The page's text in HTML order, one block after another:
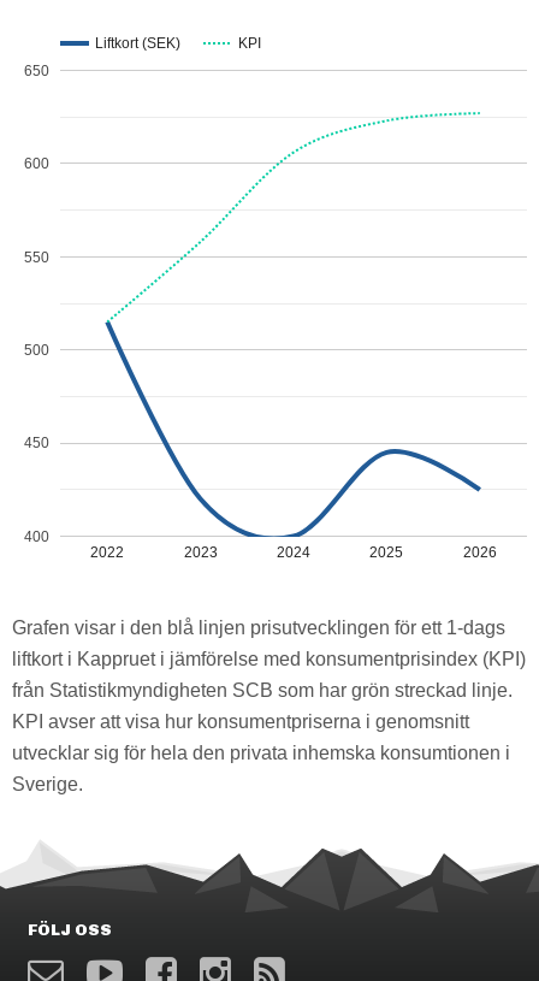
Liftkort (SEK) KPI
2022 2023 2024 2025 2026
400
450
500
550
600
650
Grafen visar i den blå linjen prisutvecklingen för ett 1-dags
liftkort i Kappruet i jämförelse med konsumentprisindex (KPI)
från Statistikmyndigheten SCB som har grön streckad linje.
KPI avser att visa hur konsumentpriserna i genomsnitt
utvecklar sig för hela den privata inhemska konsumtionen i
Sverige.
FÖLJ OSS